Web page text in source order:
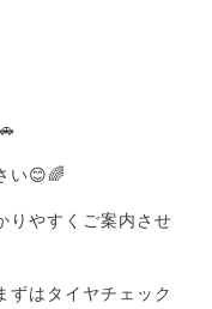
い😊🌈
りやすくご案内させ
ずはタイヤチェック